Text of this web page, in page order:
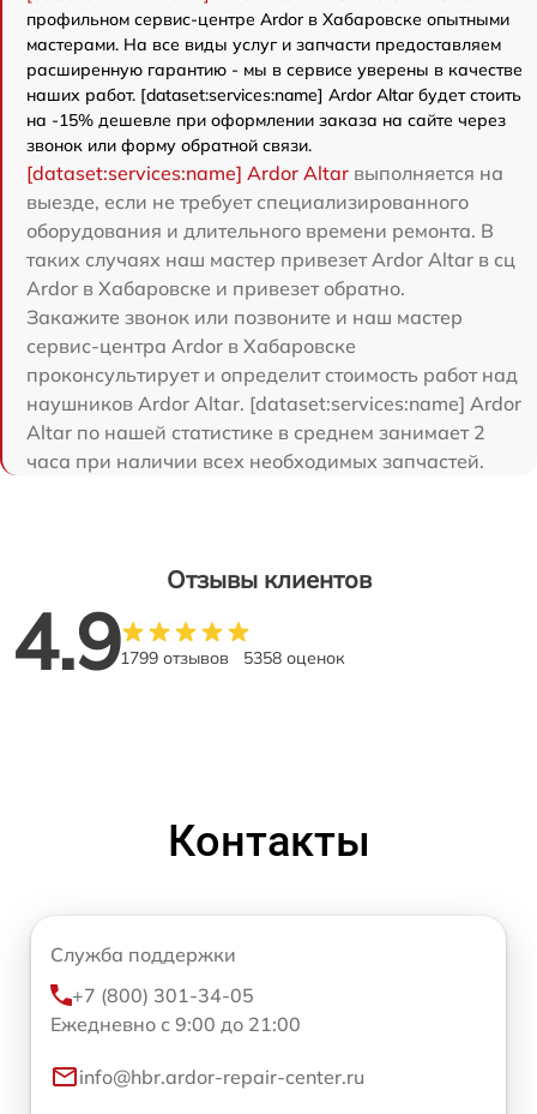
профильном сервис-центре Ardor в Хабаровске опытными
мастерами. На все виды услуг и запчасти предоставляем
расширенную гарантию - мы в сервисе уверены в качестве
наших работ. [dataset:services:name] Ardor Аltar будет стоить
на -15% дешевле при оформлении заказа на сайте через
звонок или форму обратной связи.
[dataset:services:name] Ardor Аltar выполняется на
выезде, если не требует специализированного
оборудования и длительного времени ремонта. В
таких случаях наш мастер привезет Ardor Аltar в сц
Ardor в Хабаровске и привезет обратно.
Закажите звонок или позвоните и наш мастер
сервис-центра Ardor в Хабаровске
проконсультирует и определит стоимость работ над
наушников Ardor Аltar. [dataset:services:name] Ardor
Аltar по нашей статистике в среднем занимает 2
часа при наличии всех необходимых запчастей.
Отзывы клиентов
4.91799 отзывов 5358 оценок
Контакты
Служба поддержки
+7 (800) 301-34-05
Ежедневно с 9:00 до 21:00
info@hbr.ardor-repair-center.ru